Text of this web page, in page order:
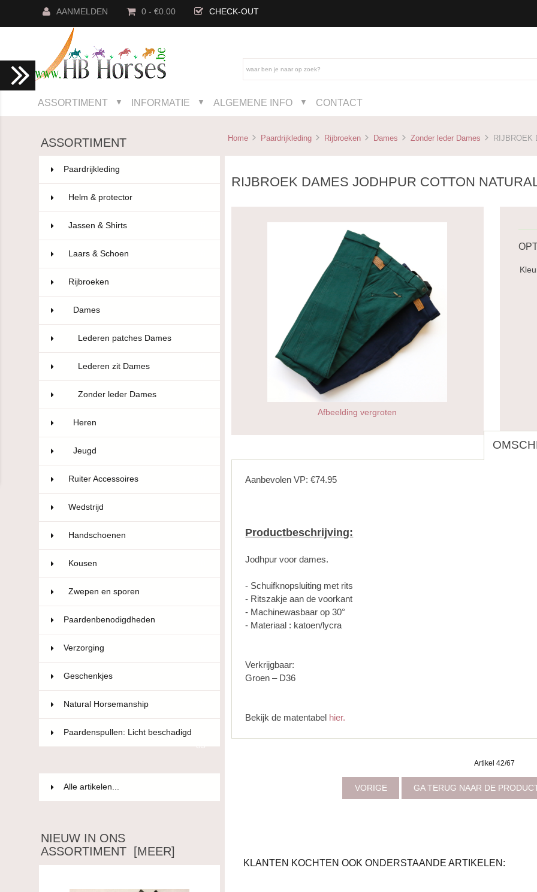
AANMELDEN 0 - €0.00 CHECK-OUT
ASSORTIMENT ▼ INFORMATIE ▼ ALGEMENE INFO ▼ CONTACT
ASSORTIMENT
Paardrijkleding
Helm & protector
Jassen & Shirts
Laars & Schoen
Rijbroeken
Dames
Lederen patches Dames
Lederen zit Dames
Zonder leder Dames
Heren
Jeugd
Ruiter Accessoires
Wedstrijd
Handschoenen
Kousen
Zwepen en sporen
Paardenbenodigdheden
Verzorging
Geschenkjes
Natural Horsemanship
Paardenspullen: Licht beschadigd
85
Alle artikelen...
NIEUW IN ONS
ASSORTIMENT [MEER]
Home Paardrijkleding Rijbroeken Dames Zonder leder Dames RIJBROEK
RIJBROEK DAMES JODHPUR COTTON
Afbeelding vergroten
Aanbevolen VP: €74.95
Productbeschrijving:
Jodhpur voor dames.
- Schuifknopsluiting met rits
- Ritszakje aan de voorkant
- Machinewasbaar op 30°
- Materiaal : katoen/lycra
Verkrijgbaar:
Groen – D36
Bekijk de matentabel hier.
Artikel 42/67
VORIGE GA TERUG NAAR DE
KLANTEN KOCHTEN OOK ONDERSTAANDE ARTIKELEN: